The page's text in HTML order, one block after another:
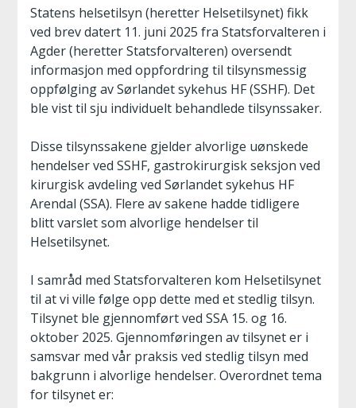
Statens helsetilsyn (heretter Helsetilsynet) fikk
ved brev datert 11. juni 2025 fra Statsforvalteren i
Agder (heretter Statsforvalteren) oversendt
informasjon med oppfordring til tilsynsmessig
oppfølging av Sørlandet sykehus HF (SSHF). Det
ble vist til sju individuelt behandlede tilsynssaker.
Disse tilsynssakene gjelder alvorlige uønskede
hendelser ved SSHF, gastrokirurgisk seksjon ved
kirurgisk avdeling ved Sørlandet sykehus HF
Arendal (SSA). Flere av sakene hadde tidligere
blitt varslet som alvorlige hendelser til
Helsetilsynet.
I samråd med Statsforvalteren kom Helsetilsynet
til at vi ville følge opp dette med et stedlig tilsyn.
Tilsynet ble gjennomført ved SSA 15. og 16.
oktober 2025. Gjennomføringen av tilsynet er i
samsvar med vår praksis ved stedlig tilsyn med
bakgrunn i alvorlige hendelser. Overordnet tema
for tilsynet er: